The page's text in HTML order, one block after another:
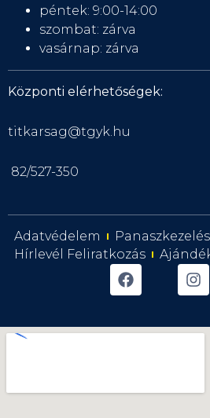
péntek: 9:00-14:00
szombat: zárva
vasárnap: zárva
Központi elérhetőségek:
titkarsag@tgyk.hu
82/527-350
Adatvédelem Panaszkezelés
Hírlevél Feliratkozás